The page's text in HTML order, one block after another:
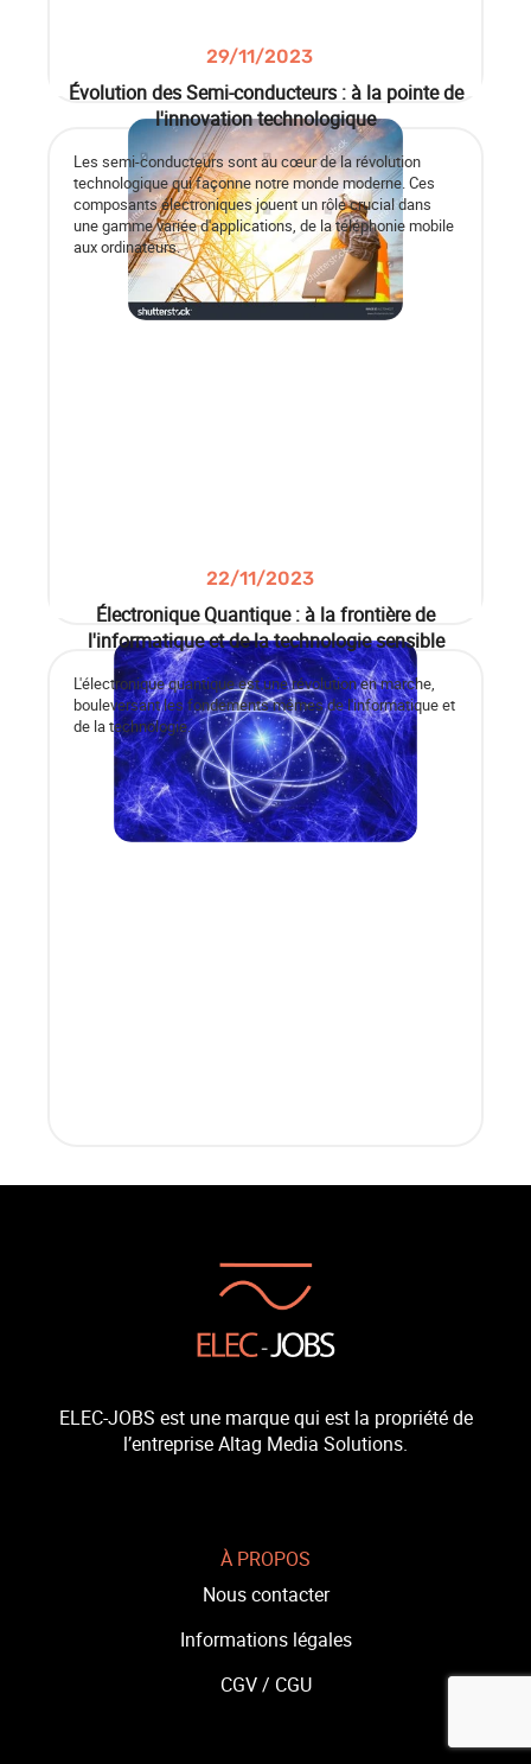
29/11/2023
Évolution des Semi-conducteurs : à la pointe de
l'innovation technologique
Les semi-conducteurs sont au cœur de la révolution
technologique qui façonne notre monde moderne. Ces
composants électroniques jouent un rôle crucial dans
une gamme variée d'applications, de la téléphonie mobile
aux ordinateurs.
22/11/2023
Électronique Quantique : à la frontière de
l'informatique et de la technologie sensible
L'électronique quantique est une révolution en marche,
bouleversant les fondements mêmes de l'informatique et
de la technologie.
ELEC-JOBS est une marque qui est la propriété de
l’entreprise Altag Media Solutions.
À PROPOS
Nous contacter
Informations légales
CGV / CGU